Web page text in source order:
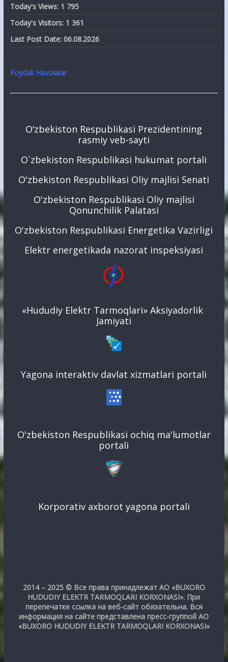
Today's Views: 1 795
Today's Visitors: 1 361
Last Post Date: 06.08.2026
Foydali Havolalar
O‘zbekiston Respublikasi Prezidentining
rasmiy veb-sayti
O`zbekiston Respublikasi hukumat portali
O'zbekiston Respublikasi Oliy majlisi Senati
O'zbekiston Respublikasi Oliy majlisi
Qonunchilik Palatasi
O'zbekiston Respublikasi Energetika Vazirligi
Elektr energetikada nazorat inspeksiyasi
«Hududiy Elektr Tarmoqlari» Aksiyadorlik
Jamiyati
Yagona interaktiv davlat xizmatlari portali
O'zbekiston Respublikasi ochiq ma'lumotlar
portali
Korporativ axborot yagona portali
2014 – 2025 © Все права принадлежат АО «BUXORO
HUDUDIY ELEKTR TARMOQLARI KORXONASI». При
перепечатке ссылка на веб-сайт обязательна. Вся
информация на сайте представлена пресс-группой АО
«BUXORO HUDUDIY ELEKTR TARMOQLARI KORXONASI»